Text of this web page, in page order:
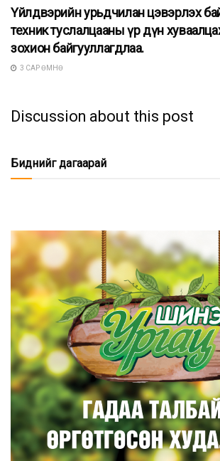
Үйлдвэрийн урьдчилан цэвэрлэх
техник туслалцааны үр дүн
зохион байгууллагдлаа.
3 САР ӨМНӨ
Discussion about this post
Биднийг дагаарай